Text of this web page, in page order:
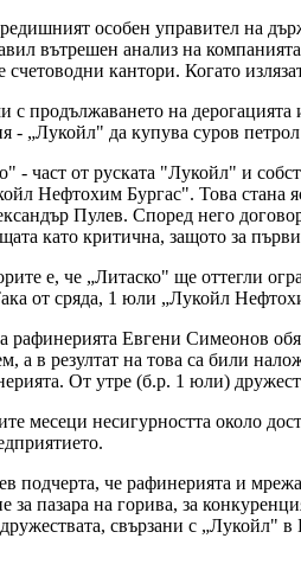
особен управител на
вътрешен анализ на
кантори. Когато
продължаването на
- „Лукойл" да купува суров
част от руската "Лукойл" и
Нефтохим Бургас". Това
Пулев. Според него
като критична, защото за
е, че „Литаско" ще оттегли
от сряда, 1 юли „Лукойл
рафинерията Евгени Симеонов
а в резултат на това са били
От утре (б.р. 1 юли)
месеци несигурността около
подчерта, че рафинерията и
за пазара на горива, за
свързани с „Лукойл"